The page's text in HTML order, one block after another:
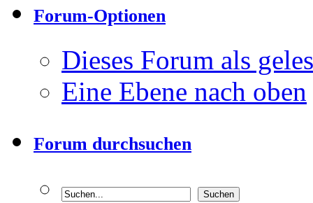
Forum-Optionen
Dieses Forum als
Eine Ebene nach oben
Forum durchsuchen